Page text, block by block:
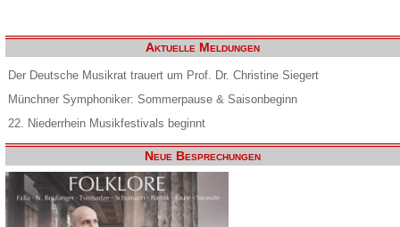
Aktuelle Meldungen
Der Deutsche Musikrat trauert um Prof. Dr. Christine Siegert
Münchner Symphoniker: Sommerpause & Saisonbeginn
22. Niederrhein Musikfestivals beginnt
Neue Besprechungen